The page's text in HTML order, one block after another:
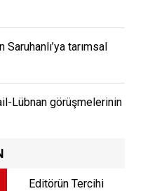
Saruhanlı’ya tarımsal
Lübnan görüşmelerinin
Editörün Tercihi